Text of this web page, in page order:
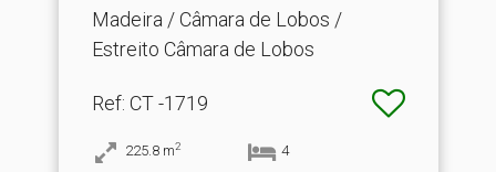
Madeira / Câmara de Lobos /
Estreito Câmara de Lobos
Ref: CT -1719
225.8 m2 4